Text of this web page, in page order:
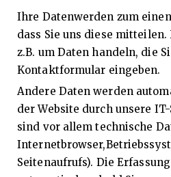
Ihre Datenwerden zum
dass Sie uns diese
z.B. um Daten handeln, die
Kontaktformular eingeben.
Andere Daten werden
der Website durch unsere
sind vor allem technische
Seitenaufrufs). Die